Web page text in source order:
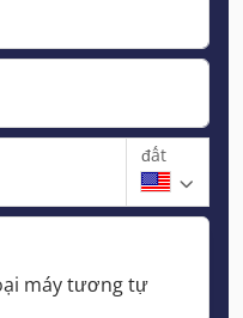
đất
máy tương tự